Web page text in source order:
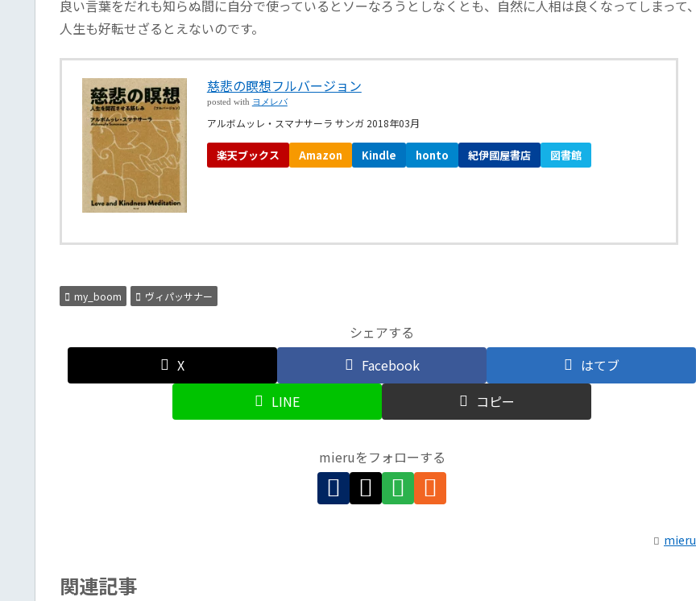
良い言葉をだれも知らぬ間に自分で使っているとソーなろうとしなくとも、自然に人相は良くなってしまって、
人生も好転せざるとえないのです。
慈悲の瞑想フルバージョン
posted with ヨメレバ
アルボムッレ・スマナサーラ サンガ 2018年03月
楽天ブックス Amazon Kindle honto 紀伊國屋書店 図書館
my_boom ヴィパッサナー
シェアする
X
Facebook
はてブ
LINE
コピー
mieruをフォローする
mieru
関連記事